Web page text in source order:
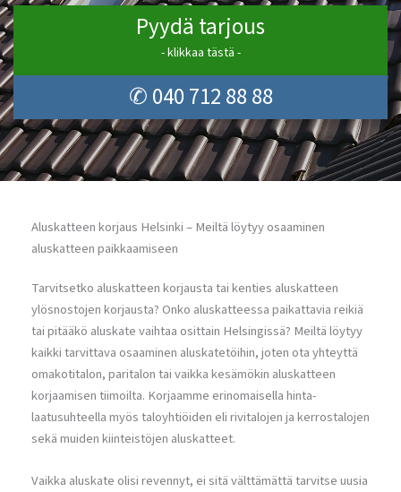
Pyydä tarjous
- klikkaa tästä -
✆ 040 712 88 88
Aluskatteen korjaus Helsinki – Meiltä löytyy osaaminen
aluskatteen paikkaamiseen
Tarvitsetko aluskatteen korjausta tai kenties aluskatteen
ylösnostojen korjausta? Onko aluskatteessa paikattavia reikiä
tai pitääkö aluskate vaihtaa osittain Helsingissä? Meiltä löytyy
kaikki tarvittava osaaminen aluskatetöihin, joten ota yhteyttä
omakotitalon, paritalon tai vaikka kesämökin aluskatteen
korjaamisen tiimoilta. Korjaamme erinomaisella hinta-
laatusuhteella myös taloyhtiöiden eli rivitalojen ja kerrostalojen
sekä muiden kiinteistöjen aluskatteet.
Vaikka aluskate olisi revennyt, ei sitä välttämättä tarvitse uusia